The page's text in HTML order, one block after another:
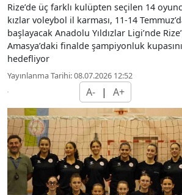
Rize’de üç farklı kulüpten seçilen 14
kızlar voleybol il karması, 11-14
başlayacak Anadolu Yıldızlar Ligi’nde
Amasya’daki finalde şampiyonluk
hedefliyor
Yayınlanma Tarihi: 08.07.2026 12:52
A- | A+